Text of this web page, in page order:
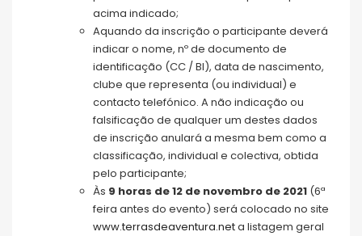
acima indicado;
Aquando da inscrição o participante deverá
indicar o nome, nº de documento de
identificação (CC / BI), data de nascimento,
clube que representa (ou individual) e
contacto telefónico. A não indicação ou
falsificação de qualquer um destes dados
de inscrição anulará a mesma bem como a
classificação, individual e colectiva, obtida
pelo participante;
Às 9 horas de 12 de novembro de 2021 (6ª
feira antes do evento) será colocado no site
www.terrasdeaventura.neta listagem geral